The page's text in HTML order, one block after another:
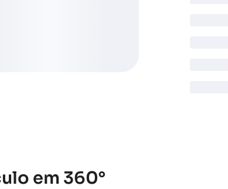
em 360°